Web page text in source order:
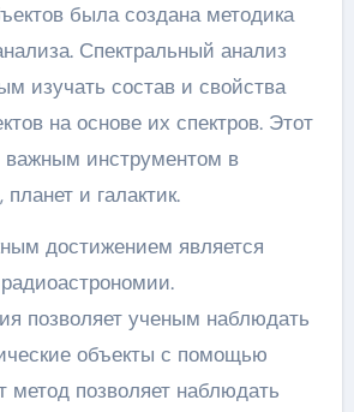
была создана методика
Спектральный анализ
изучать состав и свойства
на основе их спектров. Этот
важным инструментом в
и галактик.
достижением является
позволяет ученым наблюдать
объекты с помощью
метод позволяет наблюдать